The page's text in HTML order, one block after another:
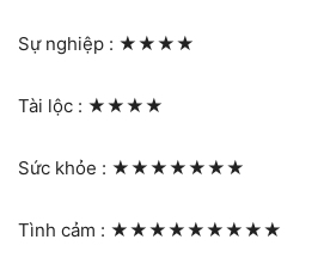
Sự nghiệp : ★★★★
Tài lộc : ★★★★
Sức khỏe : ★★★★★★★
Tình cảm : ★★★★★★★★★